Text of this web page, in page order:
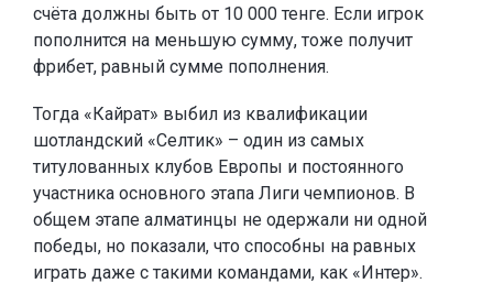
счёта должны быть от 10 000 тенге. Если игрок
пополнится на меньшую сумму, тоже получит
фрибет, равный сумме пополнения.
Тогда «Кайрат» выбил из квалификации
шотландский «Селтик» – один из самых
титулованных клубов Европы и постоянного
участника основного этапа Лиги чемпионов. В
общем этапе алматинцы не одержали ни одной
победы, но показали, что способны на равных
играть даже с такими командами, как «Интер».